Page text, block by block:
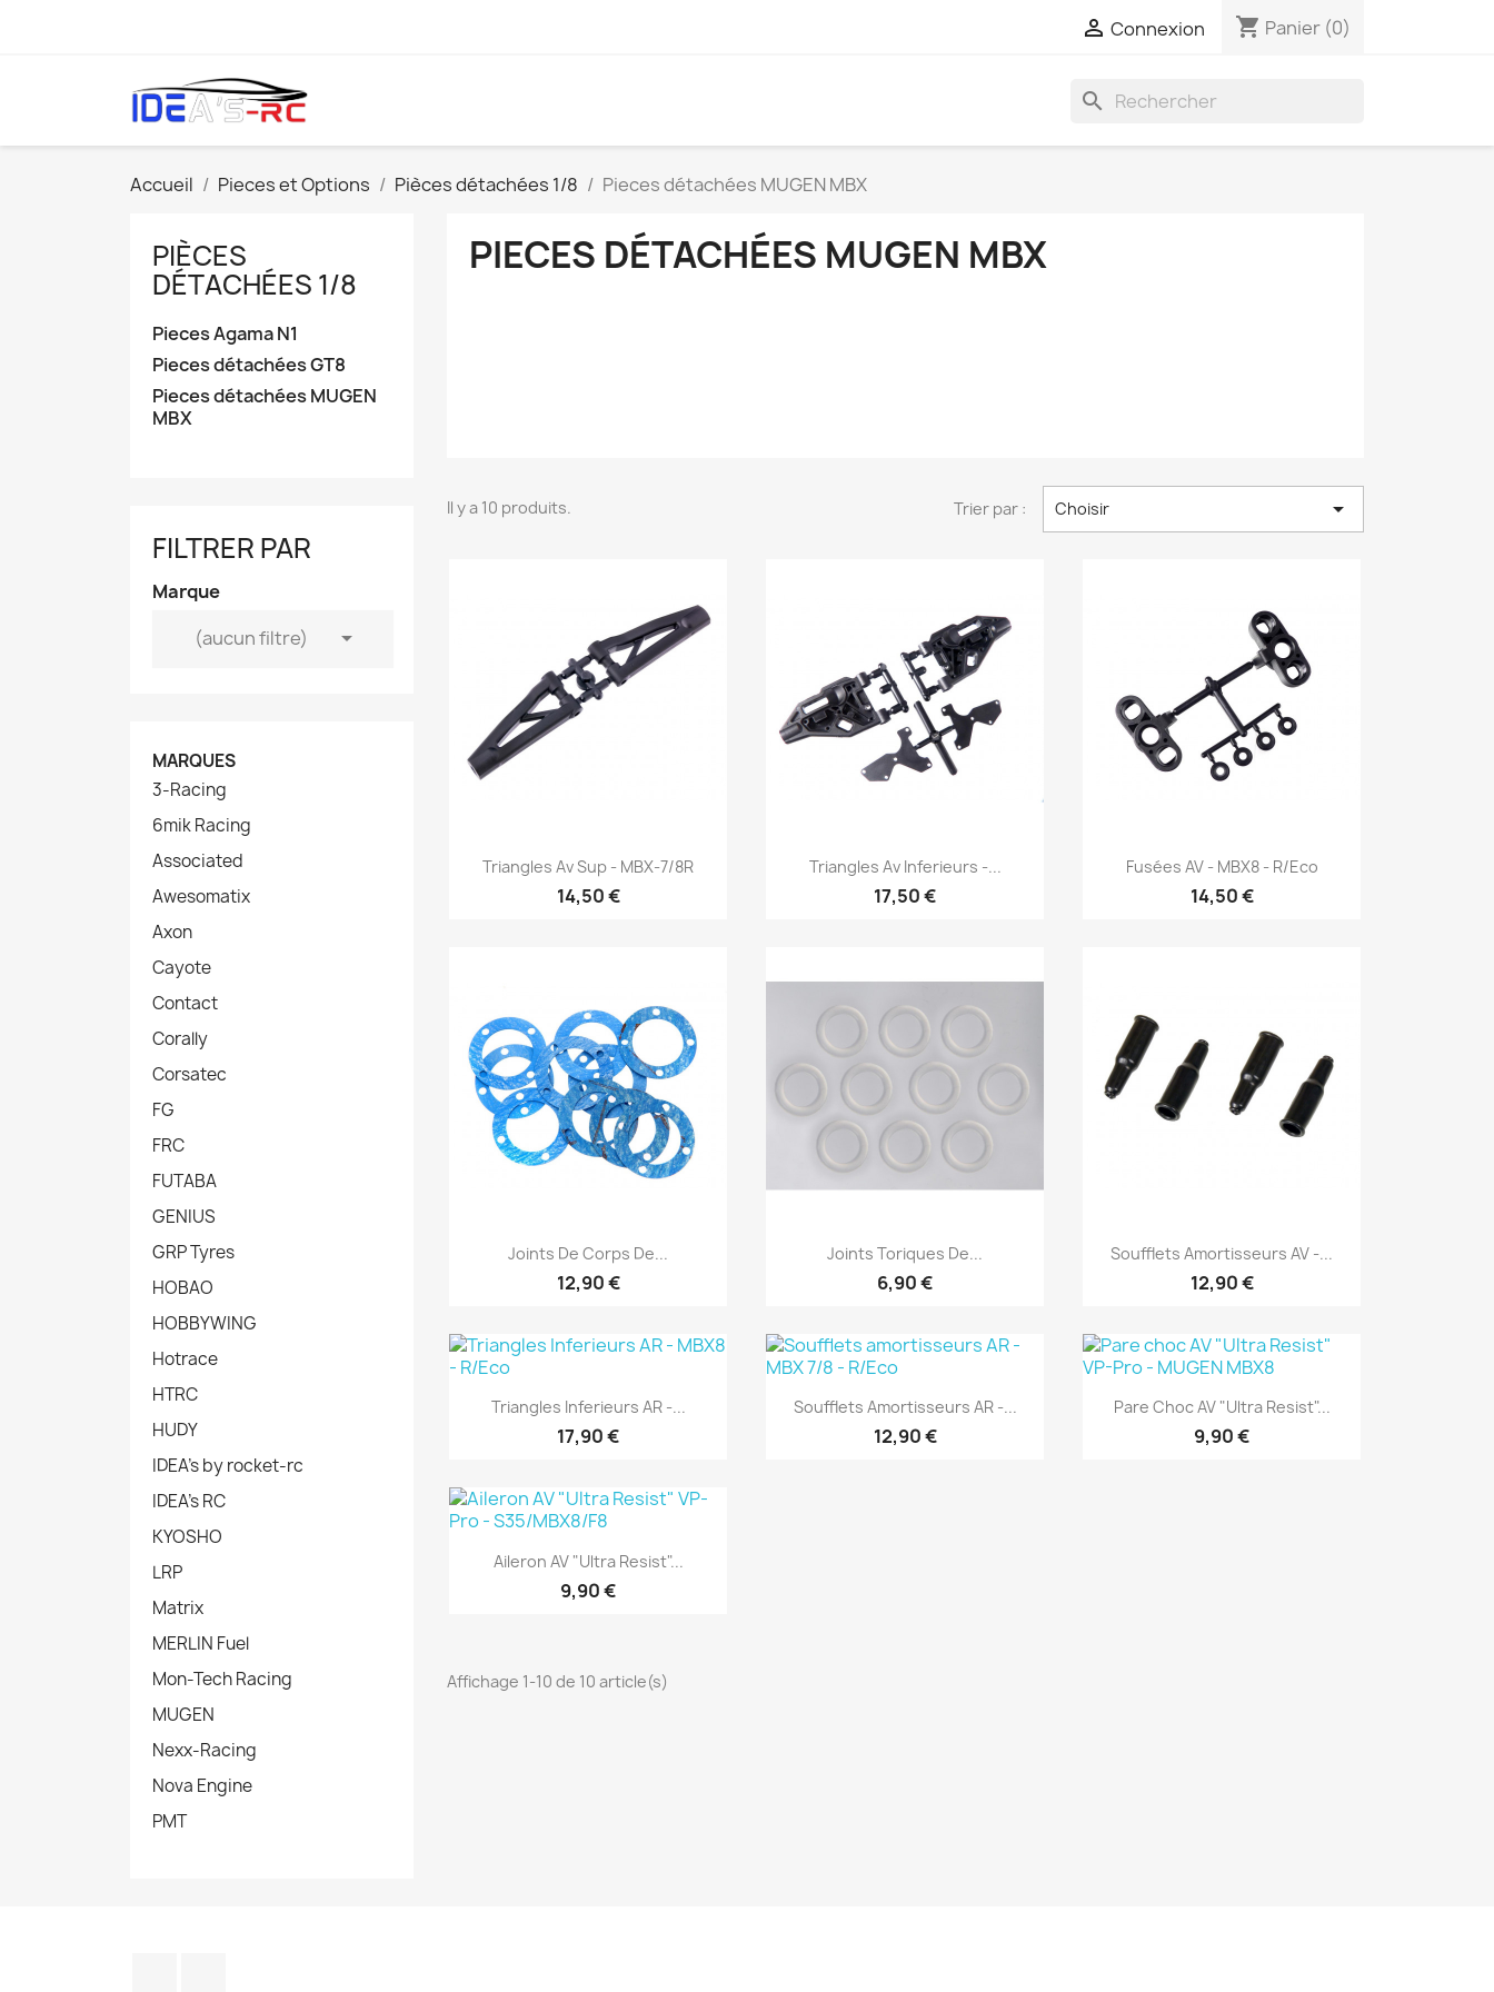
 Connexion shopping_cart Panier (0)
search
Accueil Pieces et Options Pièces détachées 1/8 Pieces détachées MUGEN MBX
PIÈCES
DÉTACHÉES 1/8
Pieces Agama N1
Pieces détachées GT8
Pieces détachées MUGEN
MBX
FILTRER PAR
Marque
(aucun filtre)

MARQUES
3-Racing
6mik Racing
Associated
Awesomatix
Axon
Cayote
Contact
Corally
Corsatec
FG
FRC
FUTABA
GENIUS
GRP Tyres
HOBAO
HOBBYWING
Hotrace
HTRC
HUDY
IDEA's by rocket-rc
IDEA's RC
KYOSHO
LRP
Matrix
MERLIN Fuel
Mon-Tech Racing
MUGEN
Nexx-Racing
Nova Engine
PMT
PIECES DÉTACHÉES MUGEN MBX
Il y a 10 produits. Trier par : Choisir 
Aperçu rapide
Triangles Av Sup - MBX-7/8R
14,50 €
Aperçu rapide
Triangles Av Inferieurs -...
17,50 €
Aperçu rapide
Fusées AV - MBX8 - R/Eco
14,50 €
Aperçu rapide
Joints De Corps De...
12,90 €
Aperçu rapide
Joints Toriques De...
6,90 €
Aperçu rapide
Soufflets Amortisseurs AV -...
12,90 €
Aperçu rapide
Triangles Inferieurs AR -...
17,90 €
Aperçu rapide
Soufflets Amortisseurs AR -...
12,90 €
Aperçu rapide
Pare Choc AV "Ultra Resist"...
9,90 €
Aperçu rapide
Aileron AV "Ultra Resist"...
9,90 €
Affichage 1-10 de 10 article(s)